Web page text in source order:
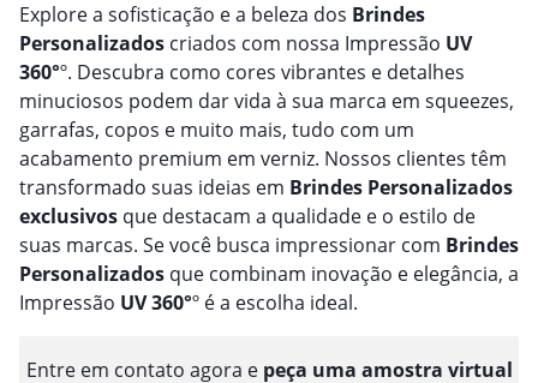
Explore a sofisticação e a beleza dos Brindes
Personalizados criados com nossa Impressão UV
360°º. Descubra como cores vibrantes e detalhes
minuciosos podem dar vida à sua marca em squeezes,
garrafas, copos e muito mais, tudo com um
acabamento premium em verniz. Nossos clientes têm
transformado suas ideias em Brindes Personalizados
exclusivos que destacam a qualidade e o estilo de
suas marcas. Se você busca impressionar com Brindes
Personalizados que combinam inovação e elegância, a
Impressão UV 360°º é a escolha ideal.
Entre em contato agora e peça uma amostra virtual